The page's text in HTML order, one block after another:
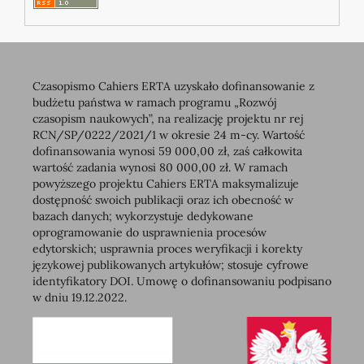
Czasopismo Cahiers ERTA uzyskało dofinansowanie z
budżetu państwa w ramach programu „Rozwój
czasopism naukowych”, na realizację projektu nr rej
RCN/SP/0222/2021/1 w okresie 24 m-cy. Wartość
dofinansowania wynosi 59 000,00 zł, zaś całkowita
wartość zadania wynosi 80 000,00 zł. W ramach
powyższego projektu Cahiers ERTA maksymalizuje
dostępność swoich publikacji oraz ich obecność w
bazach danych; wykorzystuje dedykowane
oprogramowanie do usprawnienia procesów
edytorskich; usprawnia proces weryfikacji i korekty
językowej publikowanych artykułów; stosuje cyfrowe
identyfikatory DOI. Umowę o dofinansowaniu podpisano
w dniu 19.12.2022.